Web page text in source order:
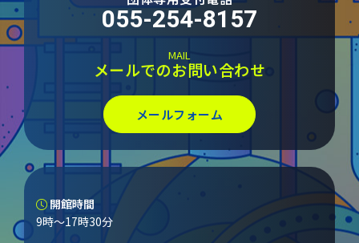
055-254-8157
MAIL
メールでのお問い合わせ
メールフォーム
開館時間
9時～17時30分